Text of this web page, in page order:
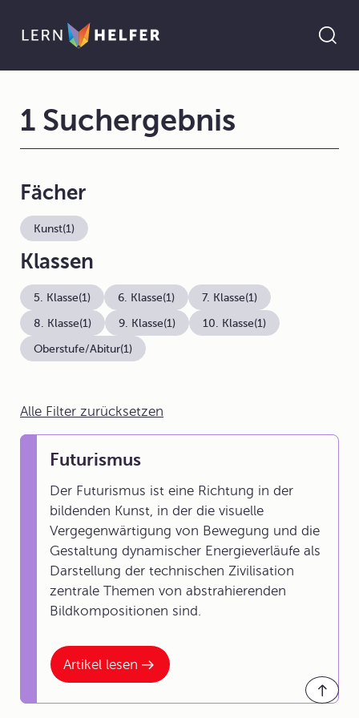
Alle Filter zurücksetzen
Artikel lesen
Futurismus
Der Futurismus ist eine Richtung in der
bildenden Kunst, in der die visuelle
Vergegenwärtigung von Bewegung und die
Gestaltung dynamischer Energieverläufe als
Darstellung der technischen Zivilisation
zentrale Themen von abstrahierenden
Bildkompositionen sind.
1 Suchergebnis
Fächer
Kunst(1)
Klassen
5. Klasse(1) 6. Klasse(1) 7. Klasse(1)
8. Klasse(1) 9. Klasse(1) 10. Klasse(1)
Oberstufe/Abitur(1)